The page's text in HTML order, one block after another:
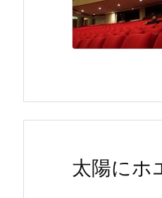
太陽にホ